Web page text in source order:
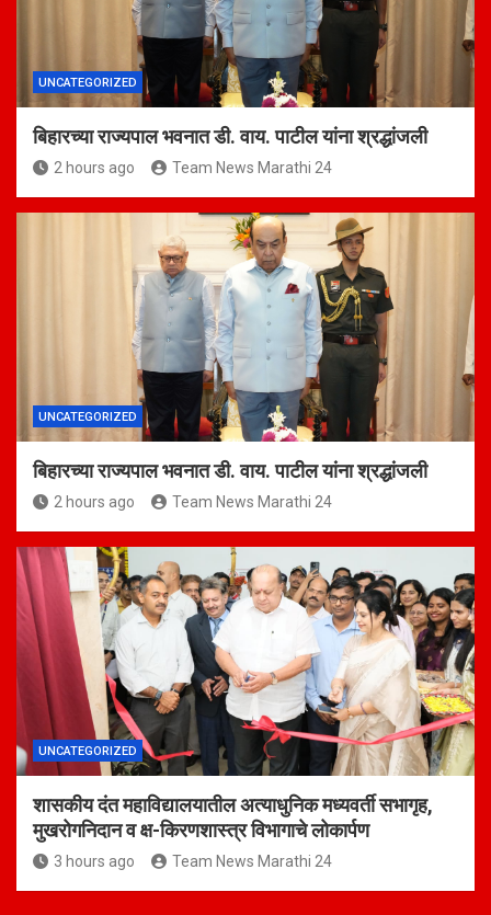
UNCATEGORIZED
बिहारच्या राज्यपाल भवनात डी. वाय. पाटील यांना श्रद्धांजली
2 hours ago Team News Marathi 24
UNCATEGORIZED
बिहारच्या राज्यपाल भवनात डी. वाय. पाटील यांना श्रद्धांजली
2 hours ago Team News Marathi 24
UNCATEGORIZED
शासकीय दंत महाविद्यालयातील अत्याधुनिक मध्यवर्ती सभागृह,
मुखरोगनिदान व क्ष-किरणशास्त्र विभागाचे लोकार्पण
3 hours ago Team News Marathi 24